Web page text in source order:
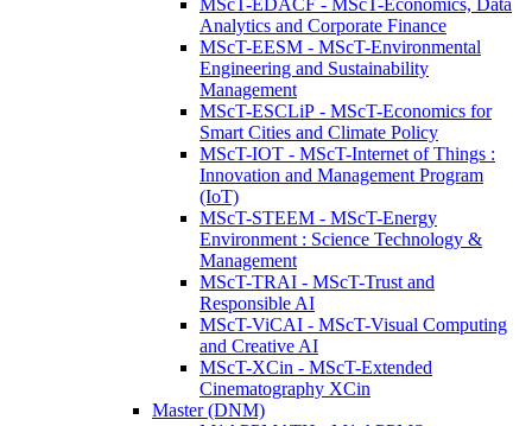
MScT-EDACF - MScT-Economics, Data
Analytics and Corporate Finance
MScT-EESM - MScT-Environmental
Engineering and Sustainability
Management
MScT-ESCLiP - MScT-Economics for
Smart Cities and Climate Policy
MScT-IOT - MScT-Internet of Things :
Innovation and Management Program
(IoT)
MScT-STEEM - MScT-Energy
Environment : Science Technology &
Management
MScT-TRAI - MScT-Trust and
Responsible AI
MScT-ViCAI - MScT-Visual Computing
and Creative AI
MScT-XCin - MScT-Extended
Cinematography XCin
Master (DNM)